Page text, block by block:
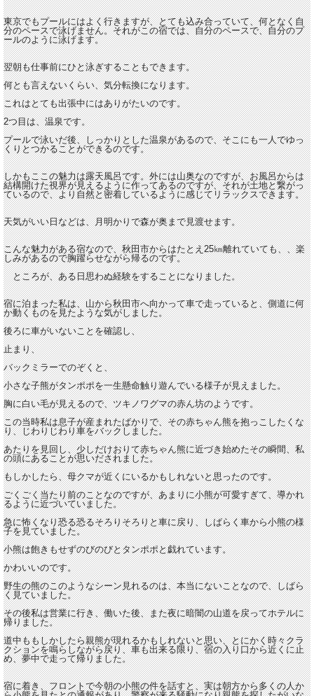
東京でもプールにはよく行きますが、とても込み合っていて、何となく自
分のペースで泳げません。それがこの宿では、自分のペースで、自分のプ
ールのように泳げます。
翌朝も仕事前にひと泳ぎすることもできます。
何とも言えないくらい、気分転換になります。
これはとても出張中にはありがたいのです。
2つ目は、温泉です。
プールで泳いだ後、しっかりとした温泉があるので、そこにも一人でゆっ
くりとつかることができるのです。
しかもここの魅力は露天風呂です。外には山奥なのですが、お風呂からは
結構開けた視界が見えるように作ってあるのですが、それが土地と繋がっ
ているので、より自然と密着しているように感じてリラックスできます。
天気がいい日などは、月明かりで森が奥まで見渡せます。
こんな魅力がある宿なので、秋田市からはたとえ25㎞離れていても、、楽
しみがあるので胸躍らせながら帰るのです。
ところが、ある日思わぬ経験をすることになりました。
宿に泊まった私は、山から秋田市へ向かって車で走っていると、側道に何
か動くものを見たような気がしました。
後ろに車がいないことを確認し、
止まり、
バックミラーでのぞくと、
小さな子熊がタンポポを一生懸命触り遊んでいる様子が見えました。
胸に白い毛が見えるので、ツキノワグマの赤ん坊のようです。
この当時私は息子が産まれたばかりで、その赤ちゃん熊を抱っこしたくな
り、じわりじわり車をバックしました。
あたりを見回し、少しだけおりて赤ちゃん熊に近づき始めたその瞬間、私
の頭にあることが思いだされました。
もしかしたら、母クマが近くにいるかもしれないと思ったのです。
ごくごく当たり前のことなのですが、あまりに小熊が可愛すぎて、導かれ
るように近づいていました。
急に怖くなり恐る恐るそろりそろりと車に戻り、しばらく車から小熊の様
子を見ていました。
小熊は飽きもせずのびのびとタンポポと戯れています。
かわいいのです。
野生の熊のこのようなシーン見れるのは、本当にないことなので、しばら
く見ていました。
その後私は営業に行き、働いた後、また夜に暗闇の山道を戻ってホテルに
帰りました。
道中ももしかしたら親熊が現れるかもしれないと思い、とにかく時々クラ
クションを鳴らしながら戻り、車も出来る限り、宿の入り口から近くに止
め、夢中で走って帰りました。
宿に着き、フロントで今朝の小熊の件を話すと、実は朝方から多くの人か